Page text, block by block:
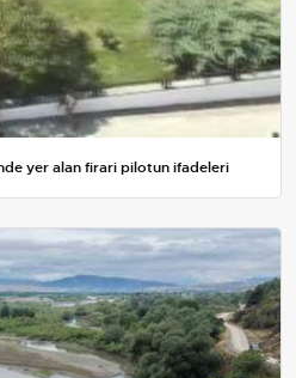
yer alan firari pilotun ifadeleri